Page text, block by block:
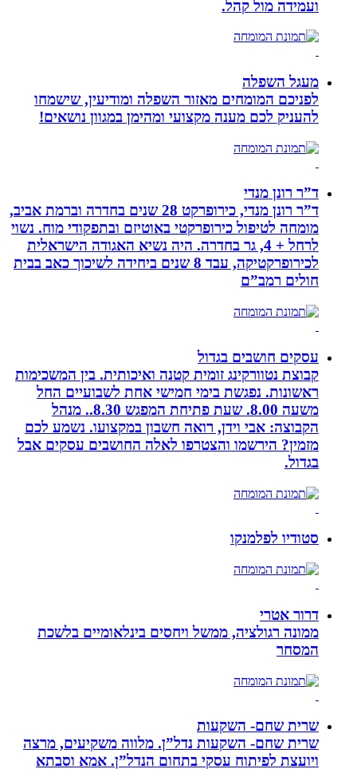
ועמידה מול קהל.
מעגל השפלה
לפניכם המומחים מאזור השפלה ומודיעין, שישמחו
להעניק לכם מענה מקצועי ומהימן במגוון נושאים!
ד”ר רונן מנדי
ד”ר רונן מנדי, כירופרקט 28 שנים בחדרה וברמת אביב,
מומחה לטיפול כירופרקטי באוטיזם ובתפקודי מוח. נשוי
לרחל + 4, גר בחדרה. היה נשיא האגודה הישראלית
לכירופרקטיקה, עבד 8 שנים ביחידה לשיכוך כאב בבית
חולים רמב”ם
עסקים חושבים בגדול
קבוצת נטוורקינג זומית קטנה ואיכותית. בין המשכימות
ראשונות. נפגשת בימי חמישי אחת לשבועיים החל
משעה 8.00. שעת פתיחת המפגש 8.30.. מנהל
הקבוצה: אבי וידן, רואה חשבון במקצועו. נשמע לכם
מזמין? הירשמו והצטרפו לאלה החושבים עסקים אבל
בגדול.
סטודיו לפלמנקו
דרור אטרי
ממונה רגולציה, ממשל ויחסים בינלאומיים בלשכת
המסחר
שרית שחם- השקעות
שרית שחם- השקעות נדל”ן. מלווה משקיעים, מרצה
ויועצת לפיתוח עסקי בתחום הנדל”ן. אמא וסבתא